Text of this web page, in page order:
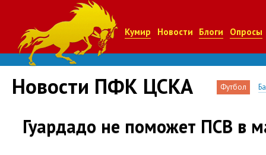
Кумир Новости Блоги Опросы
Новости ПФК ЦСКА Футбол
Гуардадо не поможет ПСВ в